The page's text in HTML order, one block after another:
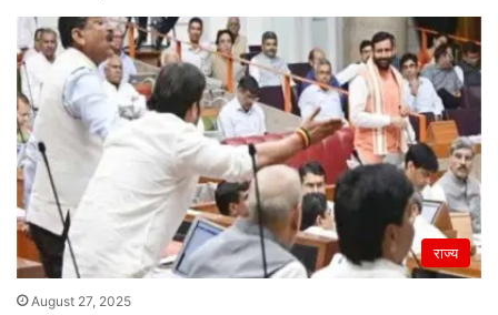
राज्य
August 27, 2025